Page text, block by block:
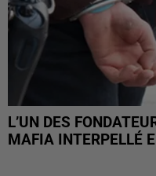
L’UN DES
MAFIA INTERPELLÉ